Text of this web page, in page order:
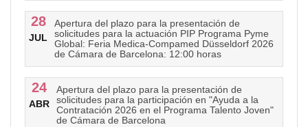
28
JUL
Apertura del plazo para la presentación de
solicitudes para la actuación PIP Programa Pyme
Global: Feria Medica-Compamed Düsseldorf 2026
de Cámara de Barcelona: 12:00 horas
24
ABR
Apertura del plazo para la presentación de
solicitudes para la participación en "Ayuda a la
Contratación 2026 en el Programa Talento Joven"
de Cámara de Barcelona